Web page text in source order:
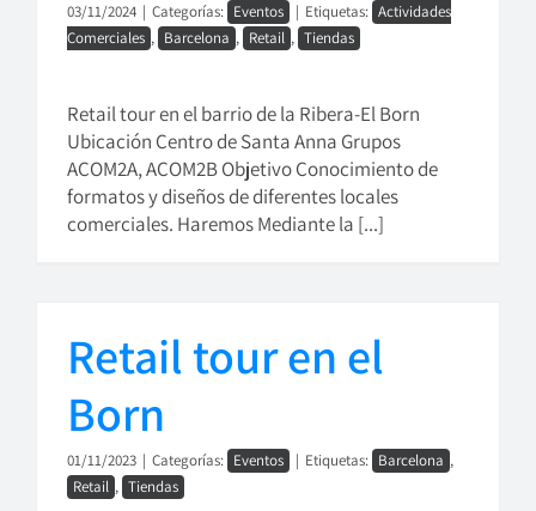
03/11/2024 | Categorías: Eventos | Etiquetas: Actividades
Comerciales , Barcelona , Retail , Tiendas
Retail tour en el barrio de la Ribera-El Born
Ubicación Centro de Santa Anna Grupos
ACOM2A, ACOM2B Objetivo Conocimiento de
formatos y diseños de diferentes locales
comerciales. Haremos Mediante la [...]
Retail tour en el
Born
01/11/2023 | Categorías: Eventos | Etiquetas: Barcelona ,
Retail , Tiendas